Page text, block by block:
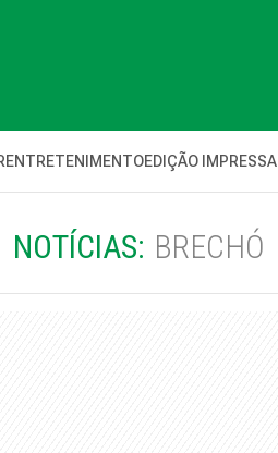
ENTRETENIMENTOEDIÇÃO IMPRESSA
NOTÍCIAS: BRECHÓ